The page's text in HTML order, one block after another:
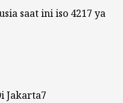
saat ini iso 4217 ya
Jakarta7